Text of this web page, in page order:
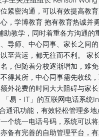
紧密沟通，可以有效提高教育
，学博教育 抱有教育热诚并
教学，同时着重各方沟通的
导师、中心同事、家长之间
至营运，都无往而不利。 家
，但随着分校逐渐增加，难
得其所，中心同事需先收线
外花费的时间大大阻碍与家
「易・IT」的互联网电话系统
通讯功能，有效轻松管理多地
个统一电话号码，系统可以
备有完善的自助管理平台，